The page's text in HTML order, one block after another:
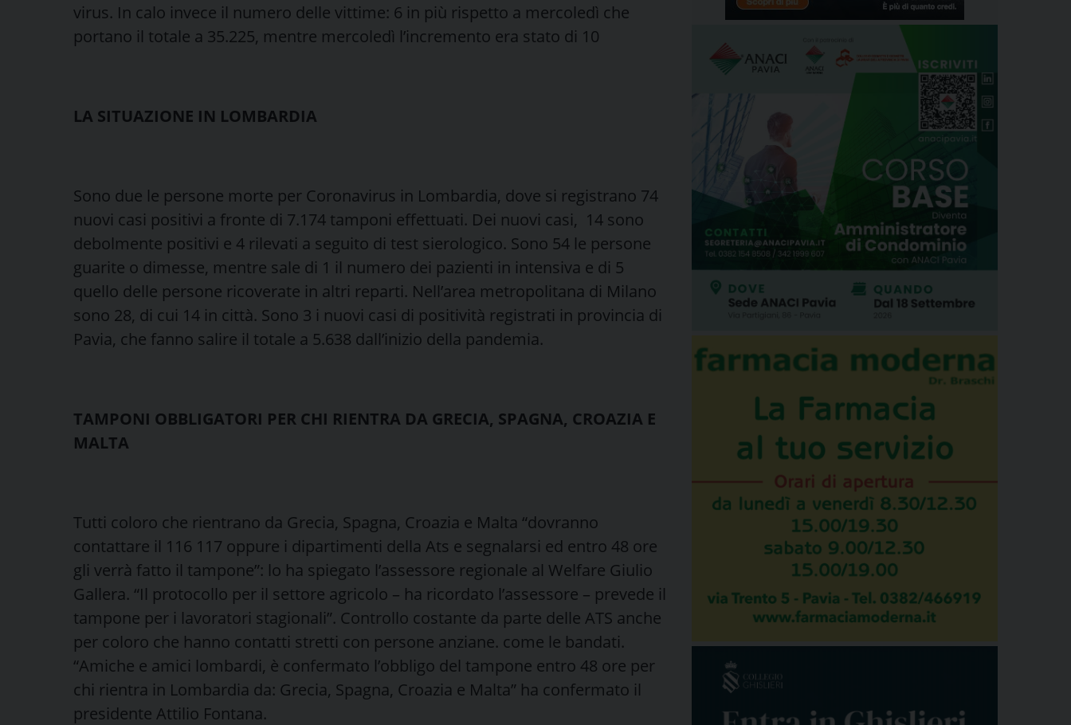
virus. In calo invece il numero delle vittime: 6 in più rispetto a mercoledì che
portano il totale a 35.225, mentre mercoledì l’incremento era stato di 10
LA SITUAZIONE IN LOMBARDIA
Sono due le persone morte per Coronavirus in Lombardia, dove si registrano 74
nuovi casi positivi a fronte di 7.174 tamponi effettuati. Dei nuovi casi, 14 sono
debolmente positivi e 4 rilevati a seguito di test sierologico. Sono 54 le persone
guarite o dimesse, mentre sale di 1 il numero dei pazienti in intensiva e di 5
quello delle persone ricoverate in altri reparti. Nell’area metropolitana di Milano
sono 28, di cui 14 in città. Sono 3 i nuovi casi di positività registrati in provincia di
Pavia, che fanno salire il totale a 5.638 dall’inizio della pandemia.
TAMPONI OBBLIGATORI PER CHI RIENTRA DA GRECIA, SPAGNA, CROAZIA E
MALTA
Tutti coloro che rientrano da Grecia, Spagna, Croazia e Malta “dovranno
contattare il 116 117 oppure i dipartimenti della Ats e segnalarsi ed entro 48 ore
gli verrà fatto il tampone”: lo ha spiegato l’assessore regionale al Welfare Giulio
Gallera. “Il protocollo per il settore agricolo – ha ricordato l’assessore – prevede il
tampone per i lavoratori stagionali”. Controllo costante da parte delle ATS anche
per coloro che hanno contatti stretti con persone anziane. come le bandati.
“Amiche e amici lombardi, è confermato l’obbligo del tampone entro 48 ore per
chi rientra in Lombardia da: Grecia, Spagna, Croazia e Malta” ha confermato il
presidente Attilio Fontana.